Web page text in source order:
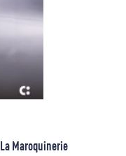
La Maroquinerie